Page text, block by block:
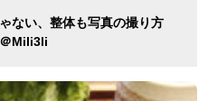
ない、整体も写真の撮り方
mili3li